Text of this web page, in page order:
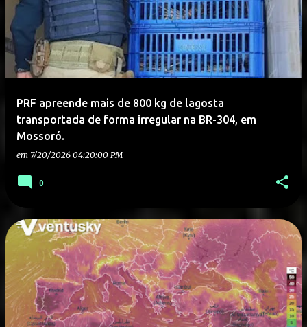
PRF apreende mais de 800 kg de lagosta
transportada de forma irregular na BR-304, em
Mossoró.
em 7/20/2026 04:20:00 PM
0